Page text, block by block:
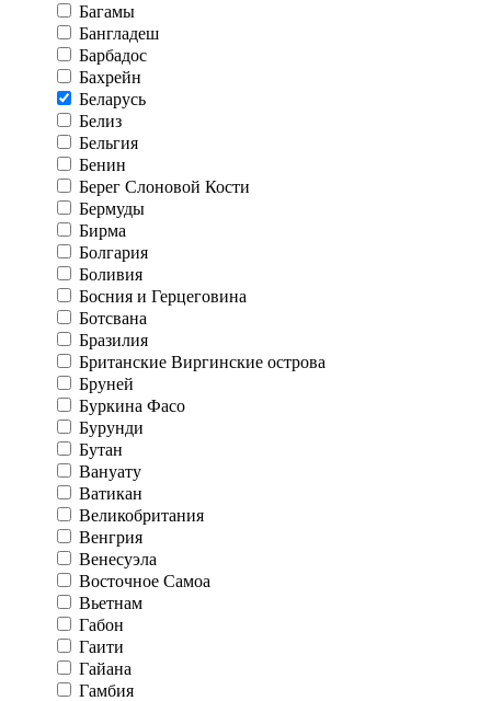
Багамы
Бангладеш
Барбадос
Бахрейн
Беларусь
Белиз
Бельгия
Бенин
Берег Слоновой Кости
Бермуды
Бирма
Болгария
Боливия
Босния и Герцеговина
Ботсвана
Бразилия
Британские Виргинские острова
Бруней
Буркина Фасо
Бурунди
Бутан
Вануату
Ватикан
Великобритания
Венгрия
Венесуэла
Восточное Самоа
Вьетнам
Габон
Гаити
Гайана
Гамбия